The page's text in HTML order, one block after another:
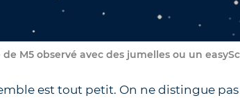
M5 observé avec des jumelles ou un
est tout petit. On ne distingue